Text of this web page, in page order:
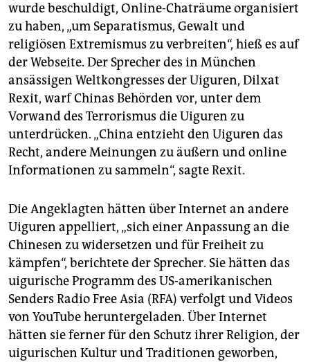
wurde beschuldigt, Online-Chaträume organisiert
zu haben, „um Separatismus, Gewalt und
religiösen Extremismus zu verbreiten“, hieß es auf
der Webseite. Der Sprecher des in München
ansässigen Weltkongresses der Uiguren, Dilxat
Rexit, warf Chinas Behörden vor, unter dem
Vorwand des Terrorismus die Uiguren zu
unterdrücken. „China entzieht den Uiguren das
Recht, andere Meinungen zu äußern und online
Informationen zu sammeln“, sagte Rexit.
Die Angeklagten hätten über Internet an andere
Uiguren appelliert, „sich einer Anpassung an die
Chinesen zu widersetzen und für Freiheit zu
kämpfen“, berichtete der Sprecher. Sie hätten das
uigurische Programm des US-amerikanischen
Senders Radio Free Asia (RFA) verfolgt und Videos
von YouTube heruntergeladen. Über Internet
hätten sie ferner für den Schutz ihrer Religion, der
uigurischen Kultur und Traditionen geworben,